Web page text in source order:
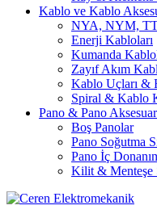
Kablo ve Kablo
NYA, NYM,
Enerji Kabloları
Kumanda
Zayıf Akım
Kablo Uçları &
Spiral & Kablo
Pano & Pano
Boş Panolar
Pano Soğutma
Pano İç
Kilit & Menteşe